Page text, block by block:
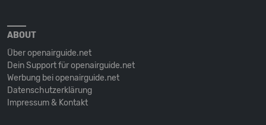
ABOUT
Über openairguide.net
Dein Support für openairguide.net
Werbung bei openairguide.net
Datenschutz­erklärung
Impressum & Kontakt